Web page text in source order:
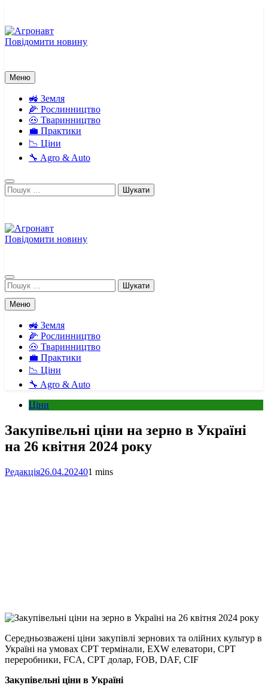
вмісту
Повідомити новину
Меню
🚜 Земля
🌽 Рослинництво
🐽 Тваринництво
💼 Практики
📉 Ціни
🔧 Agro & Auto
Пошук:
Повідомити новину
Пошук:
Меню
🚜 Земля
🌽 Рослинництво
🐽 Тваринництво
💼 Практики
📉 Ціни
🔧 Agro & Auto
Ціни
Закупівельні ціни на зерно в Україні
на 26 квітня 2024 року
Редакція26.04.202401 mins
Link
Print
Середньозважені ціни закупівлі зернових та олійних культур в
Україні на умовах CPT термінали, EXW елеватори, CPT
переробники, FCA, CPT долар, FOB, DAF, CIF
Закупівельні ціни в Україні